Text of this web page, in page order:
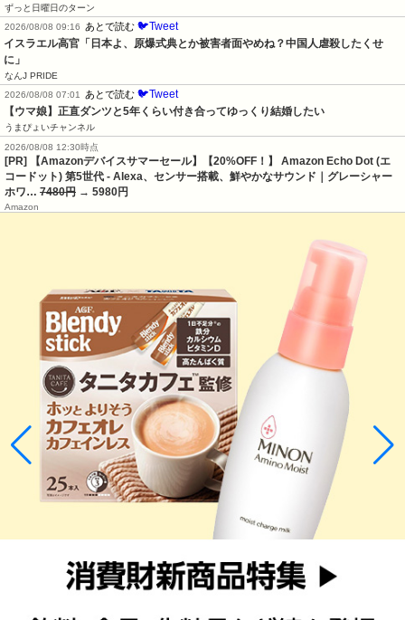
ずっと日曜日のターン
2026/08/08 09:16
あとで読む 🐦Tweet
イスラエル高官「日本よ、原爆式典とか被害者面やめね？中国人虐殺したくせ
に」
なんJ PRIDE
2026/08/08 07:01
あとで読む 🐦Tweet
【ウマ娘】正直ダンツと5年くらい付き合ってゆっくり結婚したい
うまぴょいチャンネル
2026/08/08 12:30時点
[PR] 【Amazonデバイスサマーセール】【20%OFF！】 Amazon Echo Dot (エ
コードット) 第5世代 - Alexa、センサー搭載、鮮やかなサウンド｜グレーシャー
ホワ… 7480円 → 5980円
Amazon